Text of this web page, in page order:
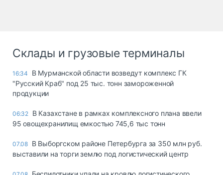
Склады и грузовые терминалы
16:34
В Мурманской области возведут комплекс ГК
"Русский Краб" под 25 тыс. тонн замороженной
продукции
06:32 В Казахстане в рамках комплексного плана ввели
95 овощехранилищ емкостью 745,6 тыс тонн
07.08 В Выборгском районе Петербурга за 350 млн руб.
выставили на торги землю под логистический центр